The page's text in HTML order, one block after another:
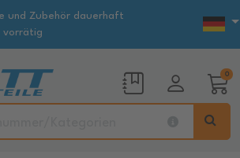
und Zubehör dauerhaft
vorrätig
0